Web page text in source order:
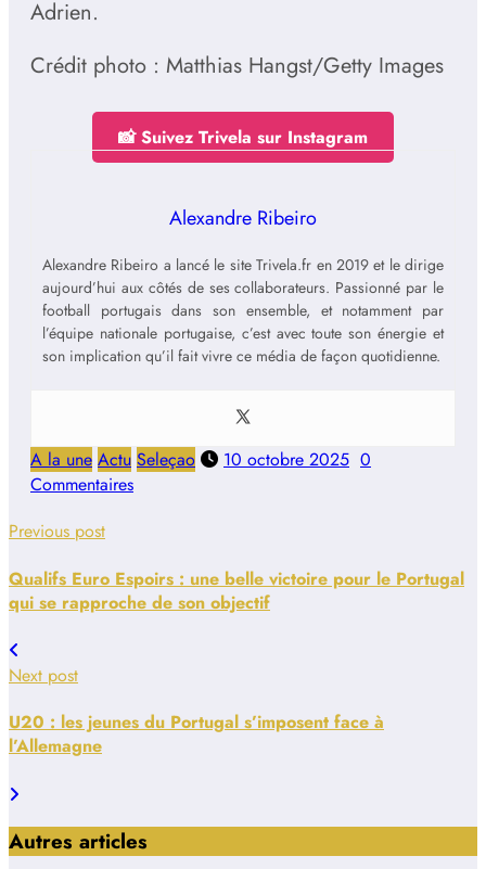
Adrien.
Crédit photo : Matthias Hangst/Getty Images
📸 Suivez Trivela sur Instagram
Alexandre Ribeiro
Alexandre Ribeiro a lancé le site Trivela.fr en 2019 et le dirige
aujourd’hui aux côtés de ses collaborateurs. Passionné par le
football portugais dans son ensemble, et notamment par
l’équipe nationale portugaise, c’est avec toute son énergie et
son implication qu’il fait vivre ce média de façon quotidienne.
A la une Actu Seleçao 10 octobre 2025 0
Commentaires
Previous post
Qualifs Euro Espoirs : une belle victoire pour le Portugal
qui se rapproche de son objectif
Next post
U20 : les jeunes du Portugal s’imposent face à
l’Allemagne
Autres articles